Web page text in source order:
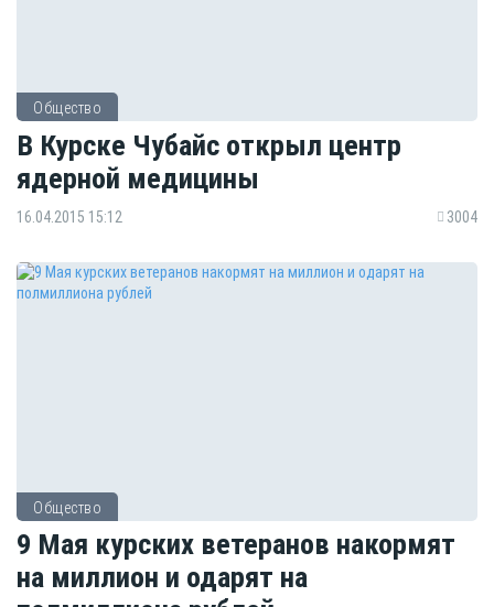
Общество
В Курске Чубайс открыл центр
ядерной медицины
16.04.2015 15:12 3004
Общество
9 Мая курских ветеранов накормят
на миллион и одарят на